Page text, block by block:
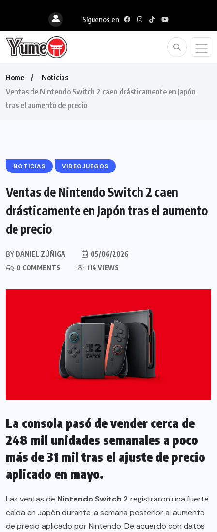
Síguenos en
Home
Noticias
Ventas de Nintendo Switch 2 caen drásticamente en Japón
tras el aumento de precio
NOTICIAS VIDEOJUEGOS
Ventas de Nintendo Switch 2 caen
drásticamente en Japón tras el aumento
de precio
BY DANIEL ZÚÑIGA
05/06/2026
0 COMMENTS
114 VIEWS
La consola pasó de vender cerca de
248 mil unidades semanales a poco
más de 31 mil tras el ajuste de precio
aplicado en mayo.
Las ventas de Nintendo Switch 2 registraron una fuerte
caída en Japón durante la semana posterior al aumento
de precio aplicado por Nintendo. De acuerdo con datos